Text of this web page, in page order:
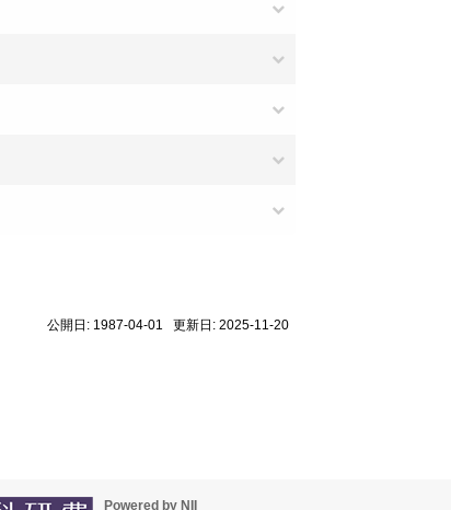
公開日: 1987-04-01 更新日: 2025-11-20
Powered by NII